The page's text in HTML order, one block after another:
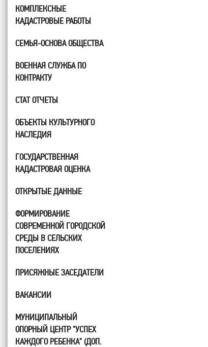
КОМПЛЕКСНЫЕ
КАДАСТРОВЫЕ РАБОТЫ
СЕМЬЯ-ОСНОВА ОБЩЕСТВА
ВОЕННАЯ СЛУЖБА ПО
КОНТРАКТУ
СТАТ ОТЧЕТЫ
ОБЪЕКТЫ КУЛЬТУРНОГО
НАСЛЕДИЯ
ГОСУДАРСТВЕННАЯ
КАДАСТРОВАЯ ОЦЕНКА
ОТКРЫТЫЕ ДАННЫЕ
ФОРМИРОВАНИЕ
СОВРЕМЕННОЙ ГОРОДСКОЙ
СРЕДЫ В СЕЛЬСКИХ
ПОСЕЛЕНИЯХ
ПРИСЯЖНЫЕ ЗАСЕДАТЕЛИ
ВАКАНСИИ
МУНИЦИПАЛЬНЫЙ
ОПОРНЫЙ ЦЕНТР "УСПЕХ
КАЖДОГО РЕБЕНКА" (ДОП.